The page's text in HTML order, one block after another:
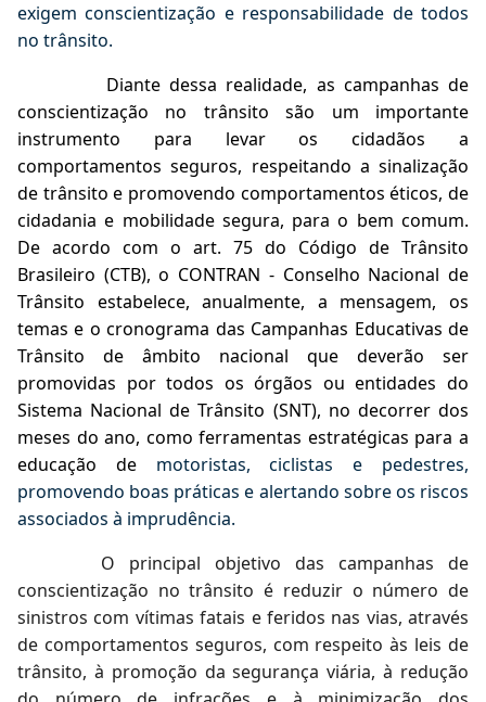
exigem conscientização e responsabilidade de todos
no trânsito.
Diante dessa realidade, as campanhas de
conscientização no trânsito são um importante
instrumento para levar os cidadãos a
comportamentos seguros, respeitando a sinalização
de trânsito e promovendo comportamentos éticos, de
cidadania e mobilidade segura, para o bem comum.
De acordo com o art. 75 do Código de Trânsito
Brasileiro (CTB), o CONTRAN - Conselho Nacional de
Trânsito estabelece, anualmente, a mensagem, os
temas e o cronograma das Campanhas Educativas de
Trânsito de âmbito nacional que deverão ser
promovidas por todos os órgãos ou entidades do
Sistema Nacional de Trânsito (SNT), no decorrer dos
meses do ano, como ferramentas estratégicas para a
educação demotoristas, ciclistas e pedestres,
promovendo boas práticas e alertando sobre os riscos
associados à imprudência.
O principal objetivo das campanhas de
conscientização no trânsito é reduzir o número de
sinistros com vítimas fatais e feridos nas vias, através
de comportamentos seguros, com respeito às leis de
trânsito, à promoção da segurança viária, à redução